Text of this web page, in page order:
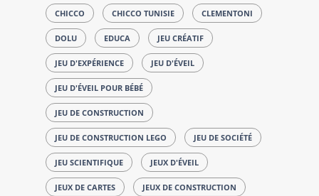
CHICCO CHICCO TUNISIE CLEMENTONI
DOLU EDUCA JEU CRÉATIF
JEU D'EXPÉRIENCE JEU D'ÉVEIL
JEU D'ÉVEIL POUR BÉBÉ
JEU DE CONSTRUCTION
JEU DE CONSTRUCTION LEGO JEU DE SOCIÉTÉ
JEU SCIENTIFIQUE JEUX D'ÉVEIL
JEUX DE CARTES JEUX DE CONSTRUCTION